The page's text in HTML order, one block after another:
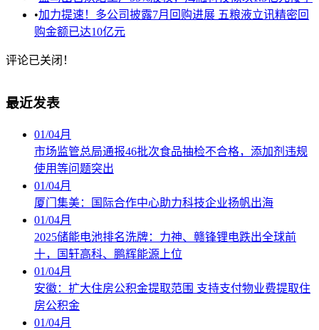
•加力提速！多公司披露7月回购进展 五粮液立讯精密回
购金额已达10亿元
评论已关闭！
最近发表
01/04月
市场监管总局通报46批次食品抽检不合格，添加剂违规
使用等问题突出
01/04月
厦门集美：国际合作中心助力科技企业扬帆出海
01/04月
2025储能电池排名洗牌：力神、赣锋锂电跌出全球前
十，国轩高科、鹏辉能源上位
01/04月
安徽：扩大住房公积金提取范围 支持支付物业费提取住
房公积金
01/04月